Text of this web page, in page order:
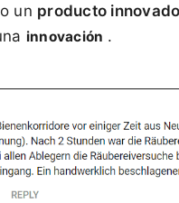
un producto
innovación .